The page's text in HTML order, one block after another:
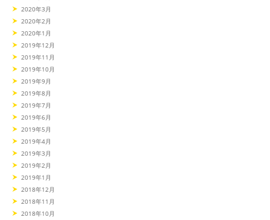
2020年3月
2020年2月
2020年1月
2019年12月
2019年11月
2019年10月
2019年9月
2019年8月
2019年7月
2019年6月
2019年5月
2019年4月
2019年3月
2019年2月
2019年1月
2018年12月
2018年11月
2018年10月